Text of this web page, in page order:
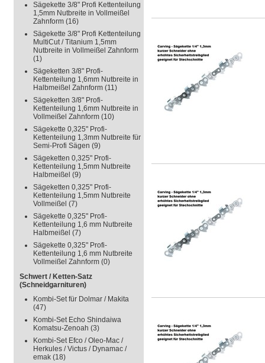
Sägekette 3/8" Profi Kettenteilung
1,5mm Nutbreite in Vollmeißel
Zahnform (16)
Sägekette 3/8" Profi Kettenteilung
MultiCut / Titanium 1,5mm
Nutbreite in Vollmeißel Zahnform
(1)
Sägeketten 3/8" Profi-
Kettenteilung 1,6mm Nutbreite in
Halbmeißel Zahnform (11)
Sägeketten 3/8" Profi-
Kettenteilung 1,6mm Nutbreite in
Vollmeißel Zahnform (10)
Sägekette 0,325" Profi-
Kettenteilung 1,3mm Nutbreite für
Semi-Profi Sägen (9)
Sägeketten 0,325" Profi-
Kettenteilung 1,5mm Nutbreite
Halbmeißel (9)
Sägeketten 0,325" Profi-
Kettenteilung 1,5mm Nutbreite
Vollmeißel (7)
Sägekette 0,325" Profi-
Kettenteilung 1,6 mm Nutbreite
Halbmeißel (7)
Sägekette 0,325" Profi-
Kettenteilung 1,6 mm Nutbreite
Vollmeißel Zahnform (0)
Schwert / Ketten-Satz
(Schneidgarnituren)
Kombi-Set für Dolmar / Makita
(47)
Kombi-Set Echo Shindaiwa
Komatsu-Zenoah (3)
Kombi-Set Efco / Oleo-Mac /
Herkules / Victus / Dynamac /
emak (18)